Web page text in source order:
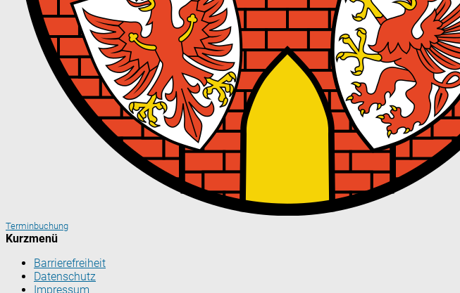
Terminbuchung
Kurzmenü
Barrierefreiheit
Datenschutz
Impressum